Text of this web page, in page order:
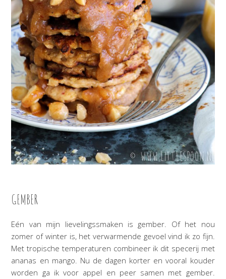
GEMBER
Eén van mijn lievelingssmaken is gember. Of het nou
zomer of winter is, het verwarmende gevoel vind ik zo fijn.
Met tropische temperaturen combineer ik dit specerij met
ananas en mango. Nu de dagen korter en vooral kouder
worden ga ik voor appel en peer samen met gember.